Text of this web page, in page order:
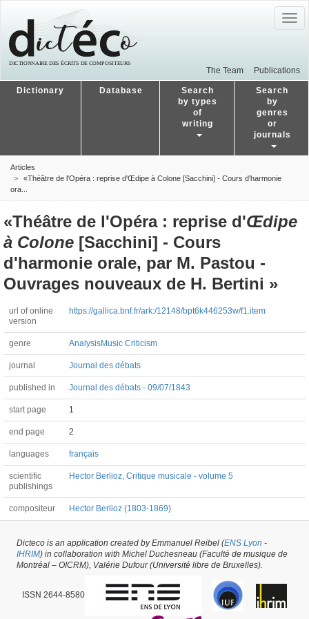
The Team Publications
Dictionary Database
Search
by types
of
writing
Search
by
genres
or
journals
Articles
«Théâtre de l'Opéra : reprise d'Œdipe à Colone [Sacchini] - Cours d'harmonie
ora...
«Théâtre de l'Opéra : reprise d'Œdipe
à Colone [Sacchini] - Cours
d'harmonie orale, par M. Pastou -
Ouvrages nouveaux de H. Bertini »
url of online
version
https://gallica.bnf.fr/ark:/12148/bpt6k446253w/f1.item
genre AnalysisMusic Criticism
journal Journal des débats
published in Journal des débats - 09/07/1843
start page 1
end page 2
languages français
scientific
publishings
Hector Berlioz, Critique musicale - volume 5
compositeur Hector Berlioz (1803-1869)
Article #37278 - latest update on 29/05/2026,created on 10/12/2018 by
Carducci
Dicteco is an application created by Emmanuel Reibel (ENS Lyon -
IHRIM) in collaboration with Michel Duchesneau (Faculté de musique de
Montréal – OICRM), Valérie Dufour (Université libre de Bruxelles).
ISSN 2644-8580